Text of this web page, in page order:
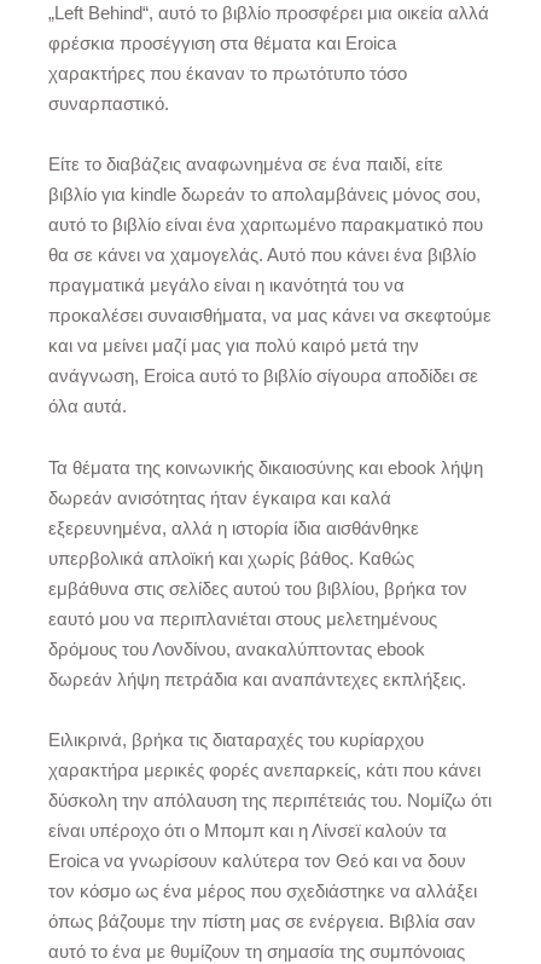
„Left Behind“, αυτό το βιβλίο προσφέρει μια οικεία αλλά
φρέσκια προσέγγιση στα θέματα και Eroica
χαρακτήρες που έκαναν το πρωτότυπο τόσο
συναρπαστικό.
Είτε το διαβάζεις αναφωνημένα σε ένα παιδί, είτε
βιβλίο για kindle δωρεάν το απολαμβάνεις μόνος σου,
αυτό το βιβλίο είναι ένα χαριτωμένο παρακματικό που
θα σε κάνει να χαμογελάς. Αυτό που κάνει ένα βιβλίο
πραγματικά μεγάλο είναι η ικανότητά του να
προκαλέσει συναισθήματα, να μας κάνει να σκεφτούμε
και να μείνει μαζί μας για πολύ καιρό μετά την
ανάγνωση, Eroica αυτό το βιβλίο σίγουρα αποδίδει σε
όλα αυτά.
Τα θέματα της κοινωνικής δικαιοσύνης και ebook λήψη
δωρεάν ανισότητας ήταν έγκαιρα και καλά
εξερευνημένα, αλλά η ιστορία ίδια αισθάνθηκε
υπερβολικά απλοϊκή και χωρίς βάθος. Καθώς
εμβάθυνα στις σελίδες αυτού του βιβλίου, βρήκα τον
εαυτό μου να περιπλανιέται στους μελετημένους
δρόμους του Λονδίνου, ανακαλύπτοντας ebook
δωρεάν λήψη πετράδια και αναπάντεχες εκπλήξεις.
Ειλικρινά, βρήκα τις διαταραχές του κυρίαρχου
χαρακτήρα μερικές φορές ανεπαρκείς, κάτι που κάνει
δύσκολη την απόλαυση της περιπέτειάς του. Νομίζω ότι
είναι υπέροχο ότι ο Μπομπ και η Λίνσεϊ καλούν τα
Eroica να γνωρίσουν καλύτερα τον Θεό και να δουν
τον κόσμο ως ένα μέρος που σχεδιάστηκε να αλλάξει
όπως βάζουμε την πίστη μας σε ενέργεια. Βιβλία σαν
αυτό το ένα με θυμίζουν τη σημασία της συμπόνοιας